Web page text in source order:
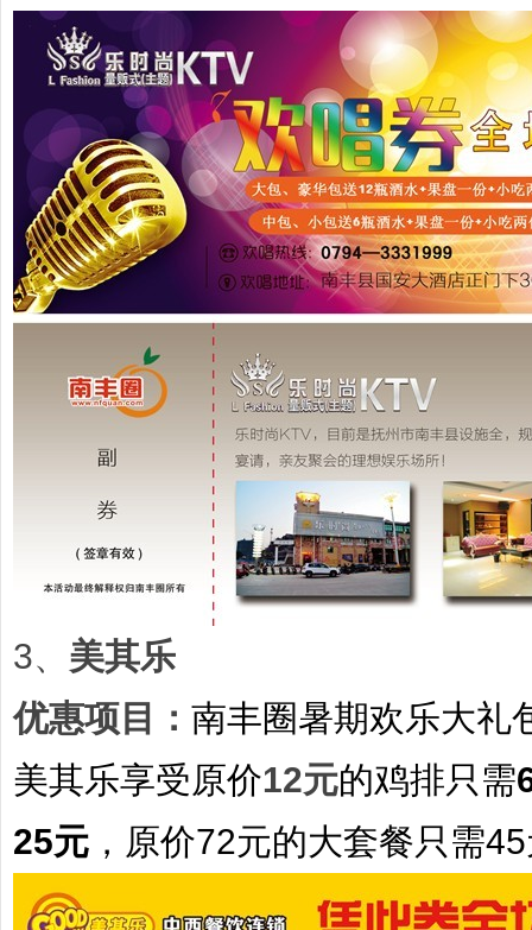
3、 美其乐
优惠项目
： 南丰圈暑期欢乐大礼
美其乐享受原价12元的鸡排只需
25元 ，原价72元的大套餐只需